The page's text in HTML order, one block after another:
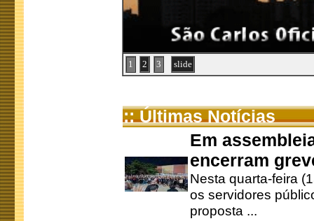
1 2 3 slide
:: Últimas Notícias
Em
encerram
Nesta quarta-feira
os servidores
proposta ...